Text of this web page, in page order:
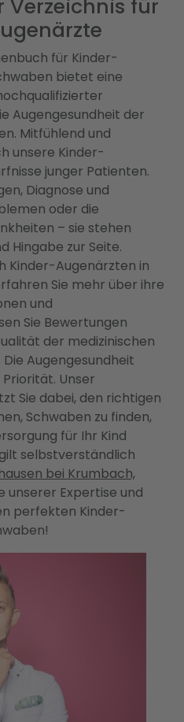
Verzeichnis für
für Kinder-
bietet eine
Augengesundheit der
Mitfühlend und
unsere Kinder-
junger Patienten.
Diagnose und
oder die
– sie stehen
Hingabe zur Seite.
Kinder-Augenärzten in
Sie mehr über ihre
und
Sie Bewertungen
der medizinischen
Augengesundheit
Unser
Sie dabei, den richtigen
Schwaben zu finden,
für Ihr Kind
selbstverständlich
bei Krumbach,
unserer Expertise und
perfekten Kinder-